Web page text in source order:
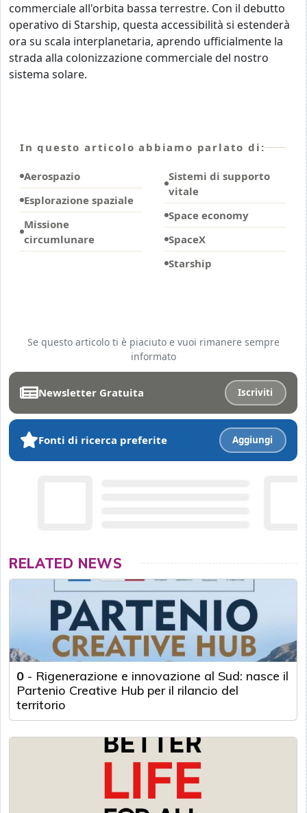
commerciale all'orbita bassa terrestre. Con il debutto
operativo di Starship, questa accessibilità si estenderà
ora su scala interplanetaria, aprendo ufficialmente la
strada alla colonizzazione commerciale del nostro
sistema solare.
In questo articolo abbiamo parlato di:
Aerospazio
Esplorazione spaziale
Missione
circumlunare
Sistemi di supporto
vitale
Space economy
SpaceX
Starship
Se questo articolo ti è piaciuto e vuoi rimanere sempre
informato
Newsletter Gratuita Iscriviti
Fonti di ricerca preferite Aggiungi
RELATED NEWS
0 - Rigenerazione e innovazione al Sud: nasce il
Partenio Creative Hub per il rilancio del
territorio